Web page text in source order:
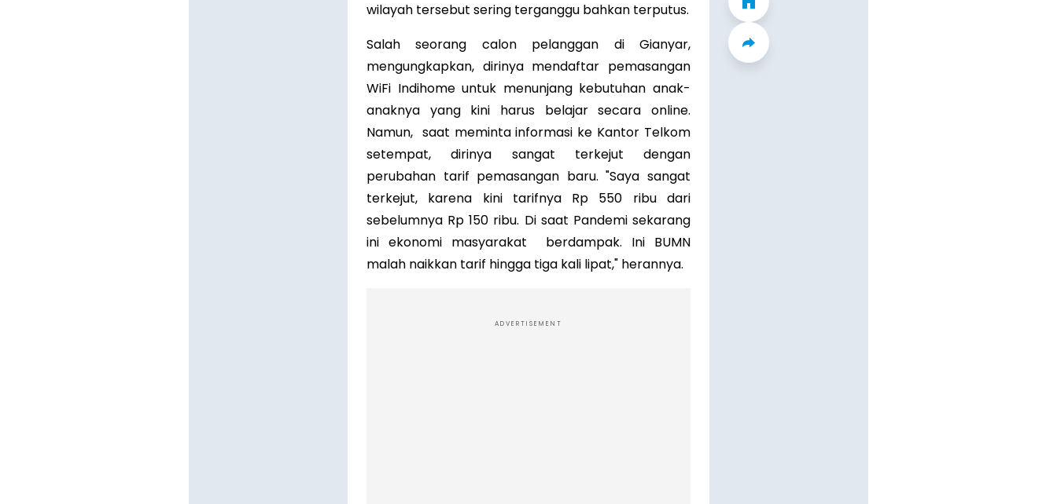
wilayah tersebut sering terganggu bahkan terputus.
Salah seorang calon pelanggan di Gianyar,
mengungkapkan, dirinya mendaftar pemasangan
WiFi Indihome untuk menunjang kebutuhan anak-
anaknya yang kini harus belajar secara online.
Namun, saat meminta informasi ke Kantor Telkom
setempat, dirinya sangat terkejut dengan
perubahan tarif pemasangan baru. "Saya sangat
terkejut, karena kini tarifnya Rp 550 ribu dari
sebelumnya Rp 150 ribu. Di saat Pandemi sekarang
ini ekonomi masyarakat berdampak. Ini BUMN
malah naikkan tarif hingga tiga kali lipat," herannya.
ADVERTISEMENT